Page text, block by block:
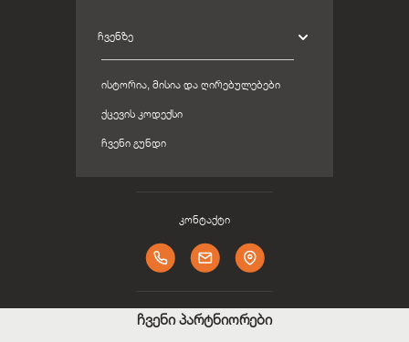
ᲩᲕᲔᲜᲖᲔ
ᲘᲡᲢᲝᲠᲘᲐ, ᲛᲘᲡᲘᲐ ᲓᲐ ᲦᲘᲠᲔᲑᲣᲚᲔᲑᲔᲑᲘ
ᲥᲪᲔᲕᲘᲡ ᲙᲝᲓᲔᲥᲡᲘ
ᲩᲕᲔᲜᲘ ᲒᲣᲜᲓᲘ
კონტაქტი
ჩვენი პარტნიორები